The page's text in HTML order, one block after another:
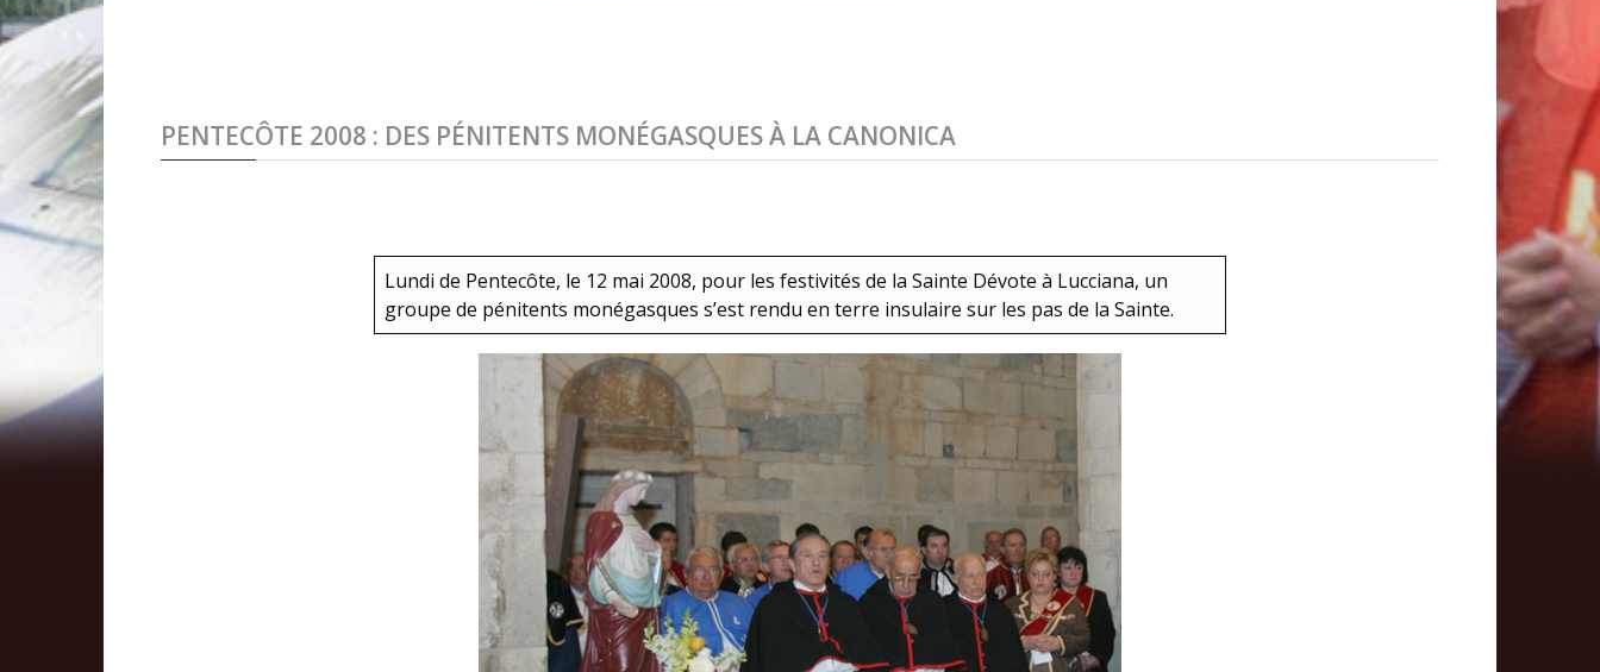
PENTECÔTE 2008 : DES PÉNITENTS MONÉGASQUES À LA CANONICA
Lundi de Pentecôte, le 12 mai 2008, pour les festivités de la Sainte Dévote à Lucciana, un
groupe de pénitents monégasques s’est rendu en terre insulaire sur les pas de la Sainte.